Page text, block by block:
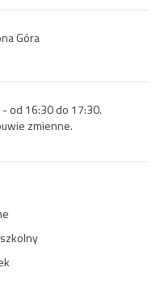
Góra
od 16:30 do 17:30.
zmienne.